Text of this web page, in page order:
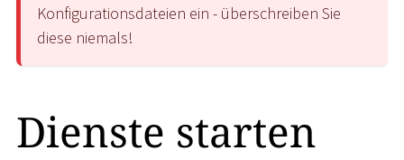
Konfigurationsdateien ein - überschreiben Sie
diese niemals!
Dienste starten